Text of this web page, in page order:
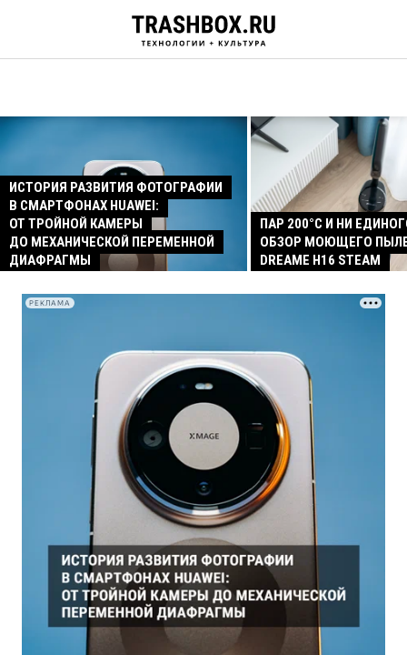
ИСТОРИЯ РАЗВИТИЯ ФОТОГРАФИИ
В СМАРТФОНАХ HUAWEI:
ОТ ТРОЙНОЙ КАМЕРЫ
ДО МЕХАНИЧЕСКОЙ ПЕРЕМЕННОЙ
ДИАФРАГМЫ
ПАР 200°C И НИ
ОБЗОР МОЮЩЕГО
DREAME H16 STEAM
РЕКЛАМА